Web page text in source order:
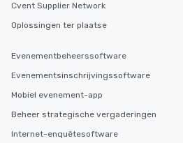
Cvent Supplier Network
Oplossingen ter plaatse
Evenementbeheerssoftware
Evenementsinschrijvingssoftware
Mobiel evenement-app
Beheer strategische vergaderingen
Internet-enquêtesoftware